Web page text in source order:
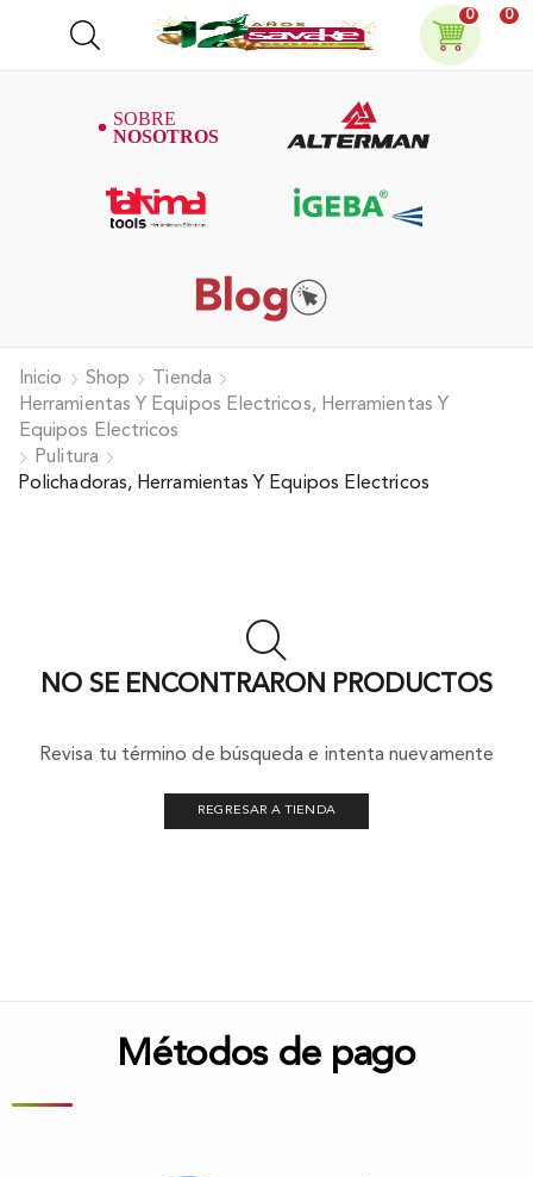
0 0
Inicio Shop
Tienda
Herramientas Y Equipos Electricos, Herramientas Y
Equipos Electricos
Pulitura
Polichadoras, Herramientas Y Equipos Electricos
NO SE ENCONTRARON PRODUCTOS
Revisa tu término de búsqueda e intenta nuevamente
REGRESAR A TIENDA
Métodos de pago